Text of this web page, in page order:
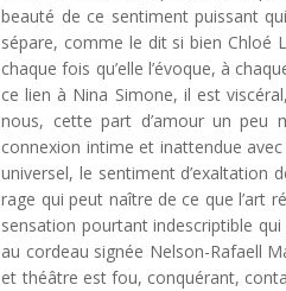
beauté de ce sentiment puissant
sépare, comme le dit si bien Chloé
chaque fois qu’elle l’évoque, à
ce lien à Nina Simone, il est
nous, cette part d’amour un peu
connexion intime et inattendue
universel, le sentiment d’exaltation
rage qui peut naître de ce que l’art
sensation pourtant indescriptible
au cordeau signée Nelson-Rafaell
et théâtre est fou, conquérant,